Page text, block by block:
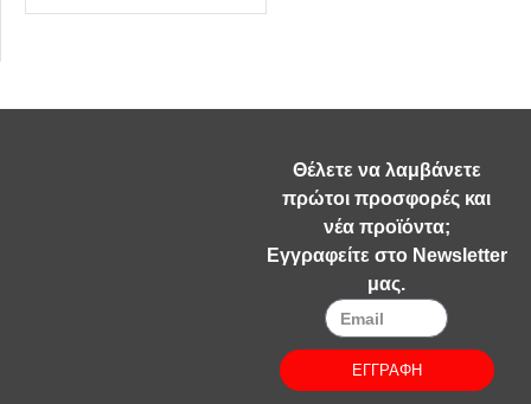
Θέλετε να λαμβάνετε
πρώτοι προσφορές και
νέα προϊόντα;
Εγγραφείτε στο Newsletter
μας.
ΕΓΓΡΑΦΗ